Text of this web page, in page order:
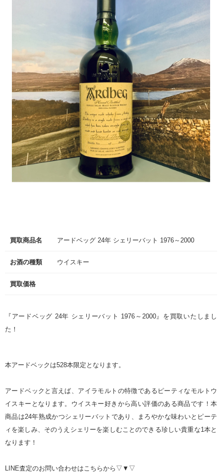
買取商品名 アードベッグ 24年 シェリーバット 1976～2000
お酒の種類 ウイスキー
買取価格
『アードベッグ 24年 シェリーバット 1976～2000』を買取いたしまし
た！
本アードベックは528本限定となります。
アードベックと言えば、アイラモルトの特徴であるピーティなモルトウ
イスキーとなります。ウイスキー好きから高い評価のある商品です！本
商品は24年熟成かつシェリーバットであり、まろやかな味わいとピーテ
ィを楽しみ、そのうえシェリーを楽しむことのできる珍しい貴重な1本と
なります！
LINE査定のお問い合わせはこちらから▽▼▽